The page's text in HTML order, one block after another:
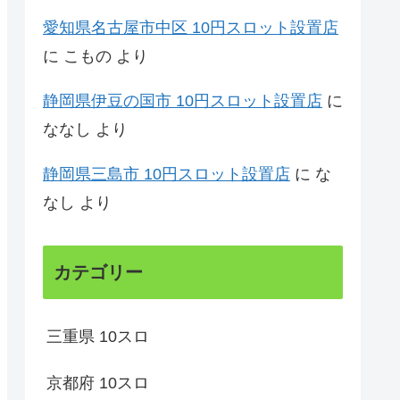
愛知県名古屋市中区 10円スロット設置店
に こもの より
静岡県伊豆の国市 10円スロット設置店 に
ななし より
静岡県三島市 10円スロット設置店 に な
なし より
カテゴリー
三重県 10スロ
京都府 10スロ